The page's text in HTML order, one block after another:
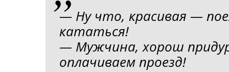
— Ну что, красивая —
кататься!
— Мужчина, хорош
оплачиваем проезд!